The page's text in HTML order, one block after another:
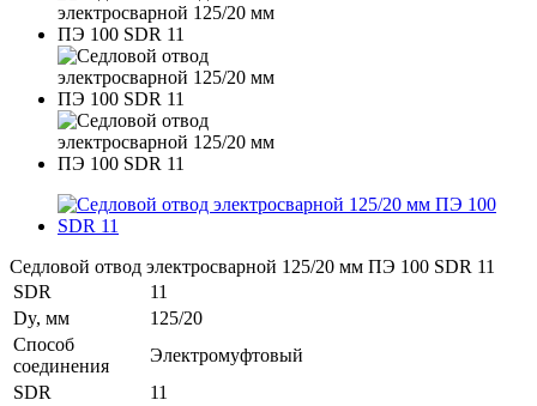
Седловой отвод электросварной 125/20 мм ПЭ 100 SDR 11
SDR
11
Dy, мм
125/20
Способ
соединения
Электромуфтовый
SDR
11